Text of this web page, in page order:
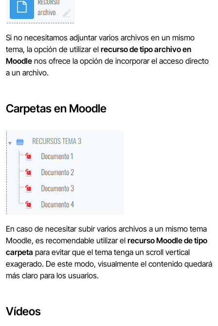
Si no necesitamos adjuntar varios archivos en un mismo
tema, la opción de utilizar el recurso de tipo archivo en
Moodle nos ofrece la opción de incorporar el acceso directo
a un archivo.
Carpetas en Moodle
En caso de necesitar subir varios archivos a un mismo tema
Moodle, es recomendable utilizar el recurso Moodle de tipo
carpeta para evitar que el tema tenga un scroll vertical
exagerado. De este modo, visualmente el contenido quedará
más claro para los usuarios.
Vídeos